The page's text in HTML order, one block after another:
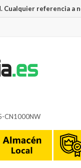
Cualquier referencia
CN1000NW